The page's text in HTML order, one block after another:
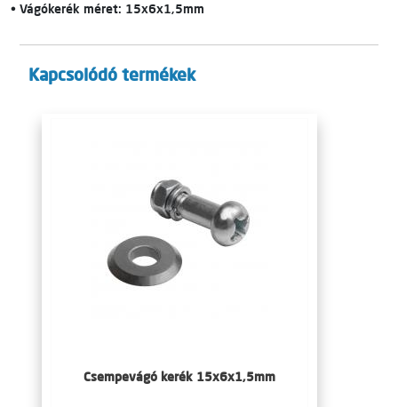
• Vágókerék méret: 15x6x1,5mm
Kapcsolódó termékek
Csempevágó kerék 15x6x1,5mm